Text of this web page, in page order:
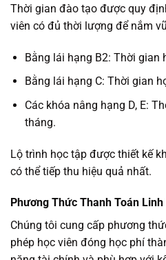
Thời gian đào tạo được quy
viên có đủ thời lượng để nắm
Bằng lái hạng B2: Thời gian
Bằng lái hạng C: Thời gian
Các khóa nâng hạng D, E:
tháng.
Lộ trình học tập được thiết kế
có thể tiếp thu hiệu quả nhất.
Phương Thức Thanh Toán Linh
Chúng tôi cung cấp phương
phép học viên đóng học phí